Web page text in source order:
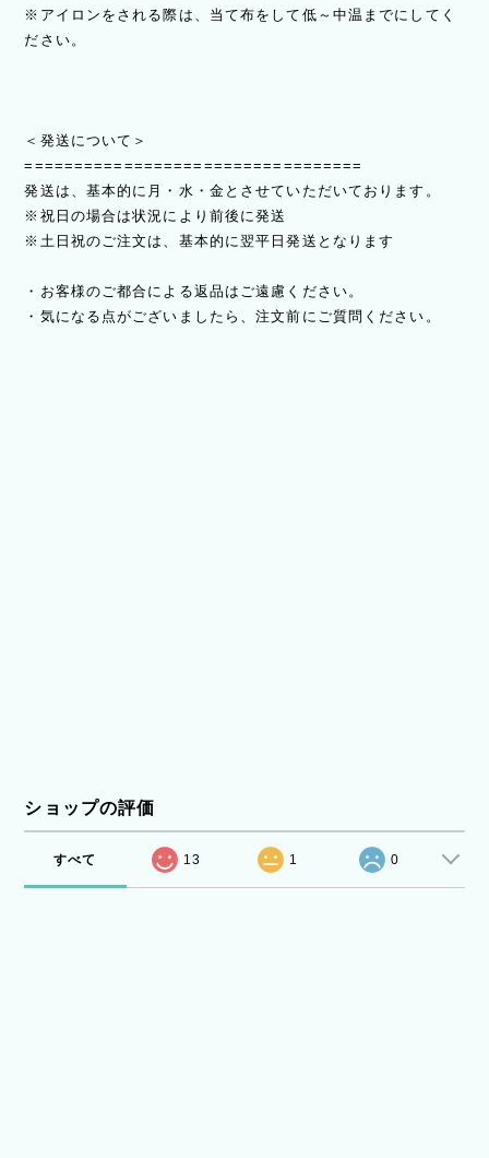
※アイロンをされる際は、当て布をして低～中温までにしてく
ださい。
＜発送について＞
==================================
発送は、基本的に月・水・金とさせていただいております。
※祝日の場合は状況により前後に発送
※土日祝のご注文は、基本的に翌平日発送となります
・お客様のご都合による返品はご遠慮ください。
・気になる点がございましたら、注文前にご質問ください。
ショップの評価
すべて 13 1 0